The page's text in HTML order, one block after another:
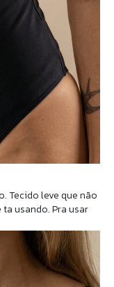
Tecido leve que não
usando. Pra usar